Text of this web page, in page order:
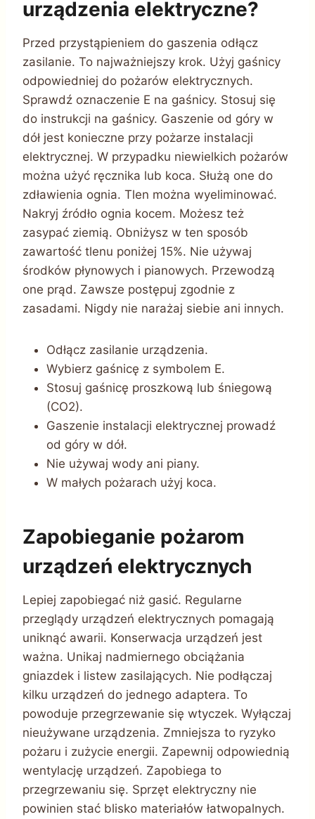
urządzenia elektryczne?
Przed przystąpieniem do gaszenia odłącz
zasilanie. To najważniejszy krok. Użyj gaśnicy
odpowiedniej do pożarów elektrycznych.
Sprawdź oznaczenie E na gaśnicy. Stosuj się
do instrukcji na gaśnicy. Gaszenie od góry w
dół jest konieczne przy pożarze instalacji
elektrycznej. W przypadku niewielkich pożarów
można użyć ręcznika lub koca. Służą one do
zdławienia ognia. Tlen można wyeliminować.
Nakryj źródło ognia kocem. Możesz też
zasypać ziemią. Obniżysz w ten sposób
zawartość tlenu poniżej 15%. Nie używaj
środków płynowych i pianowych. Przewodzą
one prąd. Zawsze postępuj zgodnie z
zasadami. Nigdy nie narażaj siebie ani innych.
Odłącz zasilanie urządzenia.
Wybierz gaśnicę z symbolem E.
Stosuj gaśnicę proszkową lub śniegową
(CO2).
Gaszenie instalacji elektrycznej prowadź
od góry w dół.
Nie używaj wody ani piany.
W małych pożarach użyj koca.
Zapobieganie pożarom
urządzeń elektrycznych
Lepiej zapobiegać niż gasić. Regularne
przeglądy urządzeń elektrycznych pomagają
uniknąć awarii. Konserwacja urządzeń jest
ważna. Unikaj nadmiernego obciążania
gniazdek i listew zasilających. Nie podłączaj
kilku urządzeń do jednego adaptera. To
powoduje przegrzewanie się wtyczek. Wyłączaj
nieużywane urządzenia. Zmniejsza to ryzyko
pożaru i zużycie energii. Zapewnij odpowiednią
wentylację urządzeń. Zapobiega to
przegrzewaniu się. Sprzęt elektryczny nie
powinien stać blisko materiałów łatwopalnych.